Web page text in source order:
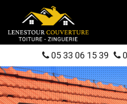
05 33 06 15 39